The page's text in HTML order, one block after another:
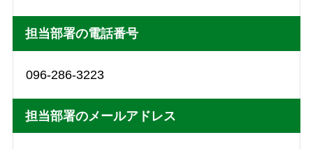
担当部署の電話番号
096-286-3223
担当部署のメールアドレス